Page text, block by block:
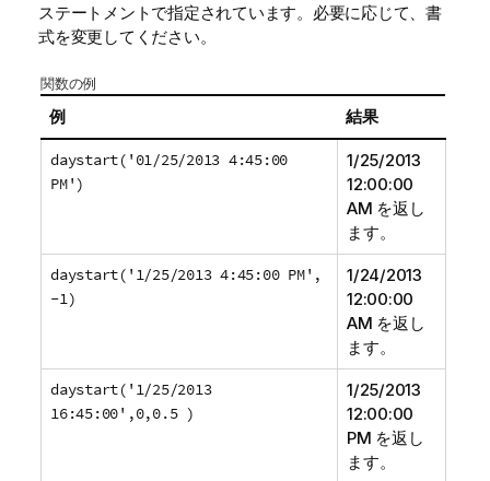
ステートメントで指定されています。必要に応じて、書
式を変更してください。
関数の例
例 結果
daystart('01/25/2013 4:45:00
PM')
1/25/2013
12:00:00
AM を返し
ます。
daystart('1/25/2013 4:45:00 PM',
-1)
1/24/2013
12:00:00
AM を返し
ます。
daystart('1/25/2013
16:45:00',0,0.5 )
1/25/2013
12:00:00
PM を返し
ます。